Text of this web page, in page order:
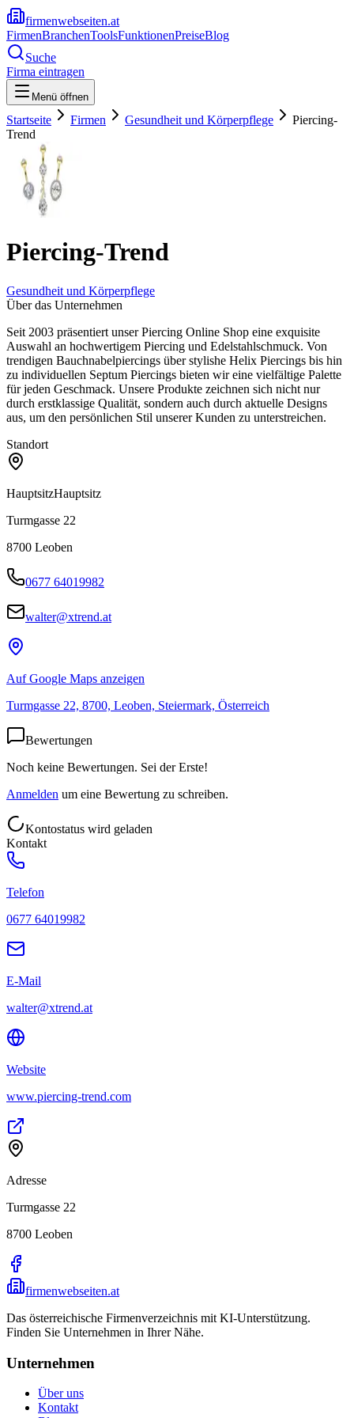
firmenwebseiten.at
FirmenBranchenToolsFunktionenPreiseBlog
Suche
Firma eintragen
Menü öffnen
Startseite Firmen Gesundheit und Körperpflege
Piercing-
Trend
Piercing-Trend
Gesundheit und Körperpflege
Über das Unternehmen
Seit 2003 präsentiert unser Piercing Online Shop eine exquisite
Auswahl an hochwertigem Piercing und Edelstahlschmuck. Von
trendigen Bauchnabelpiercings über stylishe Helix Piercings bis hin
zu individuellen Septum Piercings bieten wir eine vielfältige Palette
für jeden Geschmack. Unsere Produkte zeichnen sich nicht nur
durch erstklassige Qualität, sondern auch durch aktuelle Designs
aus, um den persönlichen Stil unserer Kunden zu unterstreichen.
Standort
HauptsitzHauptsitz
Turmgasse 22
8700 Leoben
0677 64019982
walter@xtrend.at
Auf Google Maps anzeigen
Turmgasse 22, 8700, Leoben, Steiermark, Österreich
Bewertungen
Noch keine Bewertungen. Sei der Erste!
Anmelden um eine Bewertung zu schreiben.
Kontostatus wird geladen
Kontakt
Telefon
0677 64019982
E-Mail
walter@xtrend.at
Website
www.piercing-trend.com
Adresse
Turmgasse 22
8700 Leoben
firmenwebseiten.at
Das österreichische Firmenverzeichnis mit KI-Unterstützung.
Finden Sie Unternehmen in Ihrer Nähe.
Unternehmen
Über uns
Kontakt